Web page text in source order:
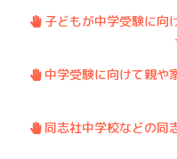
. 子どもが中学受験に向
. 中学受験に向けて親や
. 同志社中学校などの同